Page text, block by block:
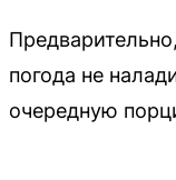
погода не
очередную